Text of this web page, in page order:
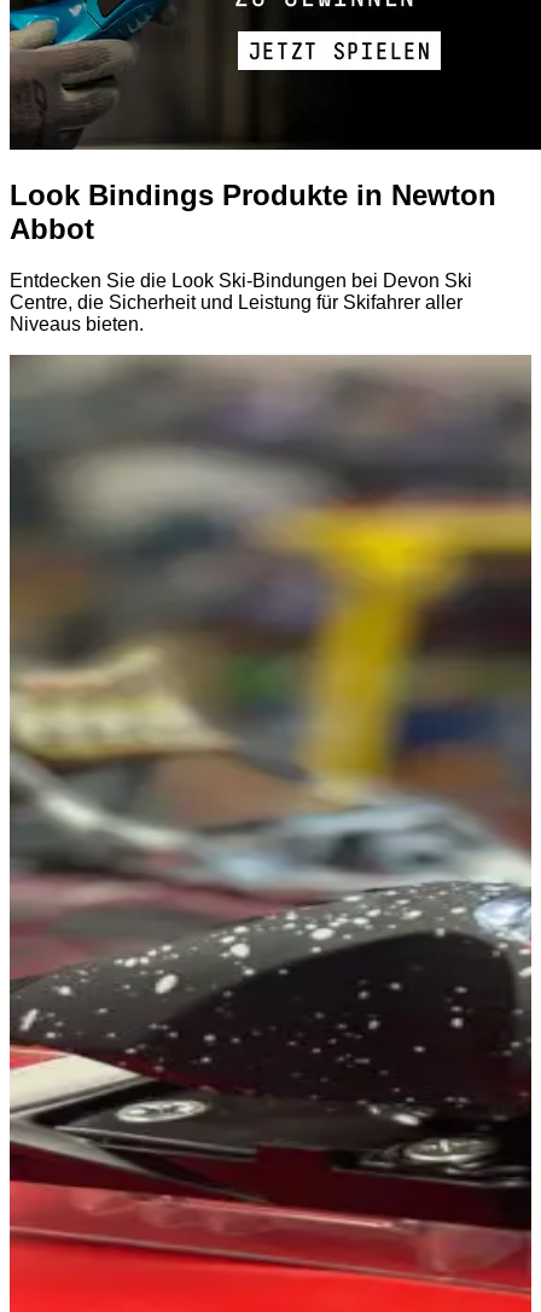
Look Bindings Produkte in Newton
Abbot
Entdecken Sie die Look Ski-Bindungen bei Devon Ski
Centre, die Sicherheit und Leistung für Skifahrer aller
Niveaus bieten.